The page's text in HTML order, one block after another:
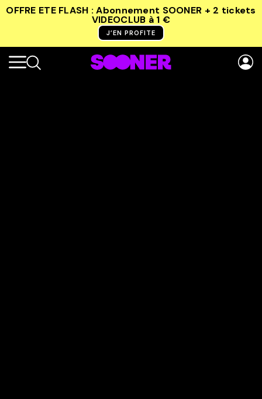
OFFRE ETE FLASH : Abonnement SOONER + 2 tickets
VIDEOCLUB à 1 €
J’EN PROFITE